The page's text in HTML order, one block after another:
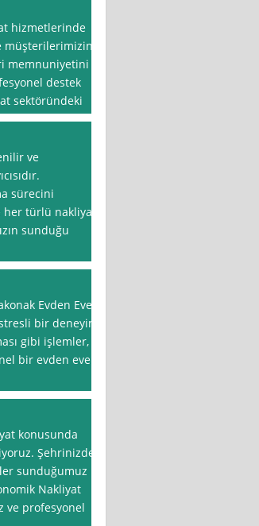
hizmetlerinde
müşterilerimizin
memnuniyetini
destek
sektöründeki
ve
sürecini
her türlü nakliyat
sunduğu
Evden Eve
bir deneyim
gibi işlemler,
bir evden eve
konusunda
Şehrinizde
sunduğumuz
Nakliyat
ve profesyonel